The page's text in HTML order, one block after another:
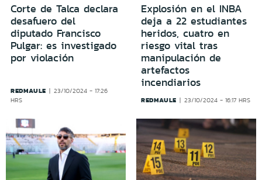
Corte de Talca declara
desafuero del
diputado Francisco
Pulgar: es investigado
por violación
REDMAULE
23/10/2024 - 17:26
HRS
Explosión en el INBA
deja a 22 estudiantes
heridos, cuatro en
riesgo vital tras
manipulación de
artefactos
incendiarios
REDMAULE 23/10/2024 - 16:17 HRS